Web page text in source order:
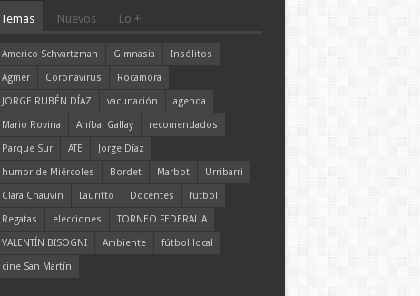
Temas Nuevos Lo +
Americo Schvartzman Gimnasia
Insólitos
Agmer
Coronavirus
Rocamora
JORGE RUBÉN DÍAZ
vacunación
agenda
Mario Rovina
Aníbal Gallay
recomendados
Parque Sur
ATE
Jorge Díaz
humor de Miércoles
Bordet Marbot
Urribarri
Clara Chauvín
Lauritto Docentes
fútbol
Regatas
elecciones
TORNEO FEDERAL A
VALENTÍN BISOGNI
Ambiente
fútbol local
cine San Martín